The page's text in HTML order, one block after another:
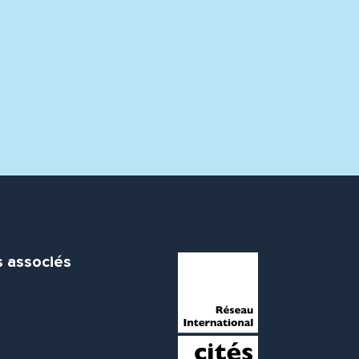
associés